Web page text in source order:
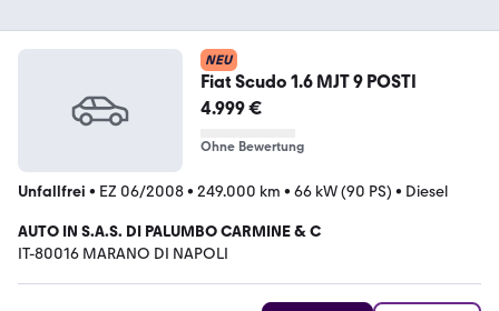
NEU
Fiat Scudo 1.6 MJT 9 POSTI
4.999 €
Ohne Bewertung
Unfallfrei • EZ 06/2008• 249.000 km • 66 kW (90 PS) • Diesel
AUTO IN S.A.S. DI PALUMBO CARMINE & C
IT-80016 MARANO DI NAPOLI